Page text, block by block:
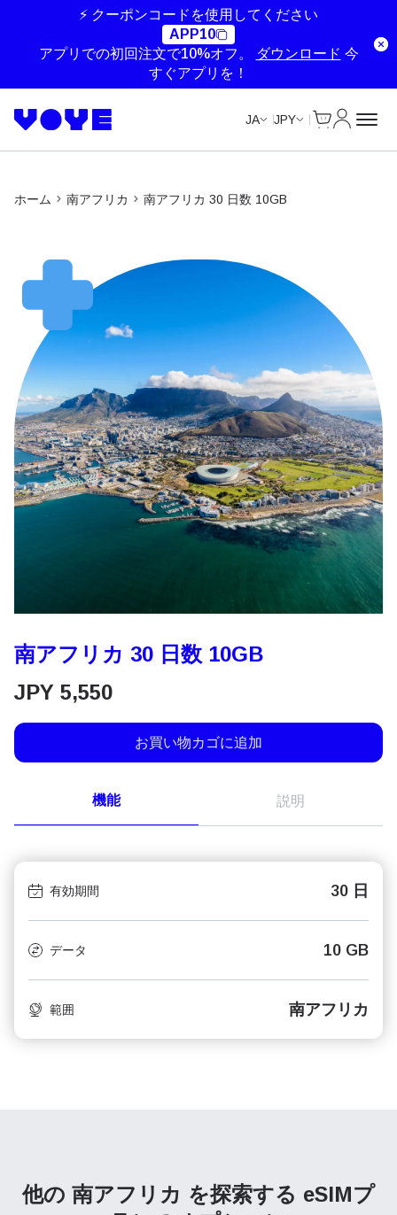
⚡ クーポンコードを使用してください
APP10
アプリでの初回注文で10%オフ。
ダウンロード 今
すぐアプリを！
JA JPY
ホーム 南アフリカ 南アフリカ 30 日数 10GB
南アフリカ 30 日数 10GB
JPY 5,550
お買い物カゴに追加
機能 説明
有効期間 30 日
データ 10 GB
範囲 南アフリカ
他の 南アフリカ を探索する eSIMプ